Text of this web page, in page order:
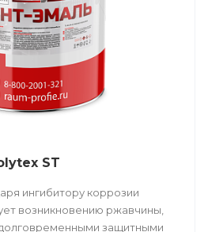
ST
ингибитору коррозии
возникновению ржавчины,
защитными